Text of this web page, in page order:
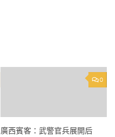
0
廣西賓客：武警官兵展開后